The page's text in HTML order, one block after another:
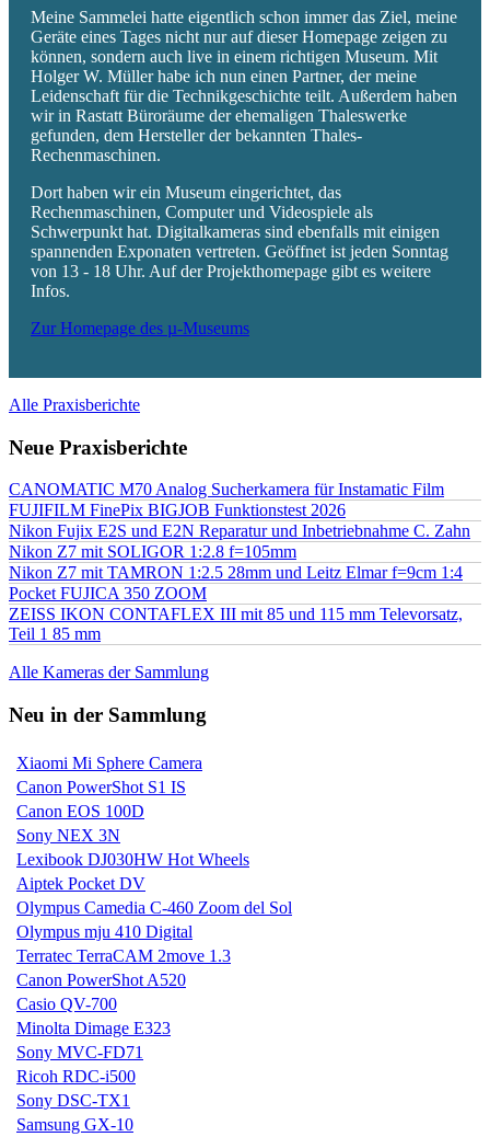
Meine Sammelei hatte eigentlich schon immer das Ziel, meine
Geräte eines Tages nicht nur auf dieser Homepage zeigen zu
können, sondern auch live in einem richtigen Museum. Mit
Holger W. Müller habe ich nun einen Partner, der meine
Leidenschaft für die Technikgeschichte teilt. Außerdem haben
wir in Rastatt Büroräume der ehemaligen Thaleswerke
gefunden, dem Hersteller der bekannten Thales-
Rechenmaschinen.
Dort haben wir ein Museum eingerichtet, das
Rechenmaschinen, Computer und Videospiele als
Schwerpunkt hat. Digitalkameras sind ebenfalls mit einigen
spannenden Exponaten vertreten. Geöffnet ist jeden Sonntag
von 13 - 18 Uhr. Auf der Projekthomepage gibt es weitere
Infos.
Zur Homepage des µ-Museums
Alle Praxisberichte
Neue Praxisberichte
CANOMATIC M70 Analog Sucherkamera für Instamatic Film
FUJIFILM FinePix BIGJOB Funktionstest 2026
Nikon Fujix E2S und E2N Reparatur und Inbetriebnahme C. Zahn
Nikon Z7 mit SOLIGOR 1:2.8 f=105mm
Nikon Z7 mit TAMRON 1:2.5 28mm und Leitz Elmar f=9cm 1:4
Pocket FUJICA 350 ZOOM
ZEISS IKON CONTAFLEX III mit 85 und 115 mm Televorsatz,
Teil 1 85 mm
Alle Kameras der Sammlung
Neu in der Sammlung
Xiaomi Mi Sphere Camera
Canon PowerShot S1 IS
Canon EOS 100D
Sony NEX 3N
Lexibook DJ030HW Hot Wheels
Aiptek Pocket DV
Olympus Camedia C-460 Zoom del Sol
Olympus mju 410 Digital
Terratec TerraCAM 2move 1.3
Canon PowerShot A520
Casio QV-700
Minolta Dimage E323
Sony MVC-FD71
Ricoh RDC-i500
Sony DSC-TX1
Samsung GX-10